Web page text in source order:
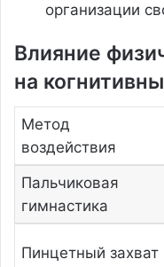
организации
Влияние
на
Метод
воздействия
Пальчиковая
гимнастика
Пинцетный захват